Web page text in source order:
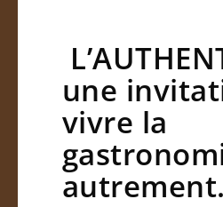
une
vivre la
autrement.